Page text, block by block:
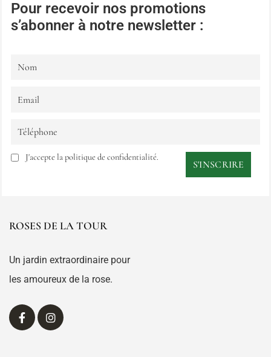
Pour recevoir nos promotions
s’abonner à notre newsletter :
J'accepte la politique de confidentialité.
ROSES DE LA TOUR
Un jardin extraordinaire pour
les amoureux de la rose.